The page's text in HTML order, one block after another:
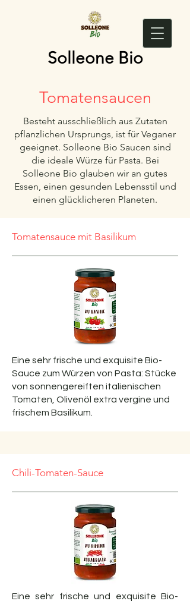
Solleone Bio
Tomatensaucen
Besteht ausschließlich aus Zutaten
pflanzlichen Ursprungs, ist für Veganer
geeignet. Solleone Bio Saucen sind
die ideale Würze für Pasta. Bei
Solleone Bio glauben wir an gutes
Essen, einen gesunden Lebensstil und
einen glücklicheren Planeten.
Tomatensauce mit Basilikum
Eine sehr frische und exquisite Bio-
Sauce zum Würzen von Pasta: Stücke
von sonnengereiften italienischen
Tomaten, Olivenöl extra vergine und
frischem Basilikum.
Chili-Tomaten-Sauce
Eine sehr frische und exquisite Bio-